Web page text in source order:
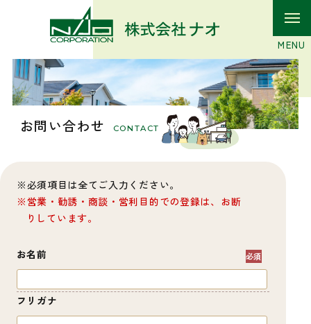
お問い合わせ CONTACT
必須項目は全てご入力ください。
営業・勧誘・商談・営利目的での登録は、お断
りしています。
お名前
フリガナ